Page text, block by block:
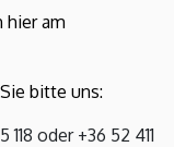
hier am
bitte uns:
oder +36 52 411